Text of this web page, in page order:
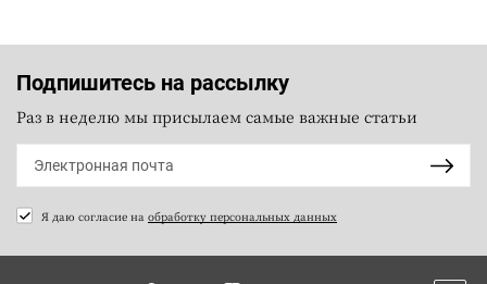
Подпишитесь на рассылку
Раз в неделю мы присылаем самые важные статьи
Я даю согласие на обработку персональных данных